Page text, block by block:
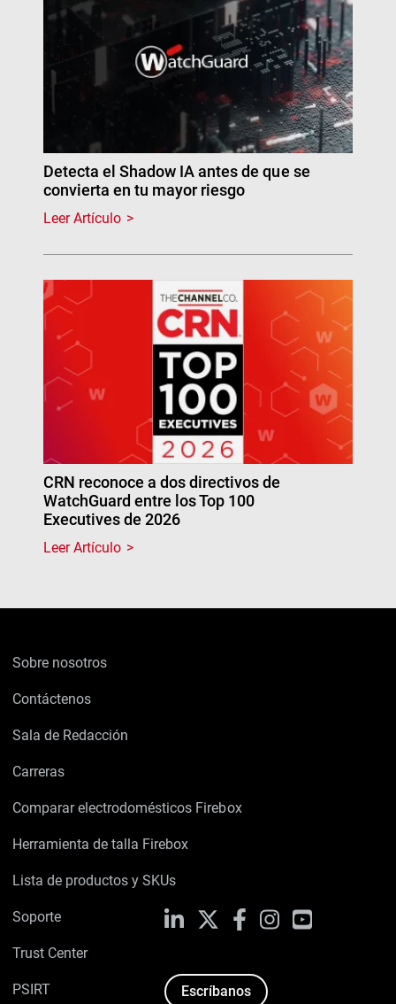
Detecta el Shadow IA antes de que se
convierta en tu mayor riesgo
Leer Artículo
CRN reconoce a dos directivos de
WatchGuard entre los Top 100
Executives de 2026
Leer Artículo
Sobre nosotros
Contáctenos
Sala de Redacción
Carreras
Comparar electrodomésticos Firebox
Herramienta de talla Firebox
Lista de productos y SKUs
Soporte
Trust Center
PSIRT
LinkedIn FacebookInstagramYouTube
Escríbanos